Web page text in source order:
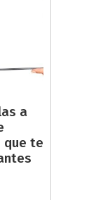
a
que te